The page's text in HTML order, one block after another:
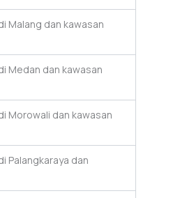
Malang dan kawasan
Medan dan kawasan
Morowali dan kawasan
Palangkaraya dan